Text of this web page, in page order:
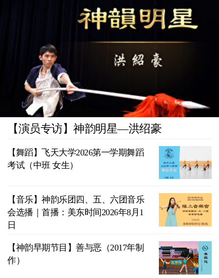
【演员专访】神韵明星—洪绍豪
【舞蹈】飞天大学2026第一学期舞蹈
考试（中班 女生）
【音乐】神韵乐团四、五、六团音乐
会选播｜首播：美东时间2026年8月1
日
【神韵早期节目】善与恶（2017年制
作）